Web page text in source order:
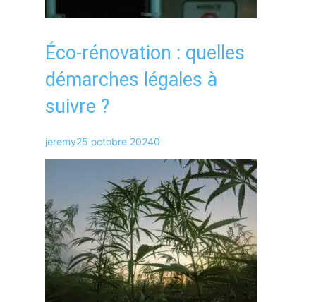
Éco-rénovation : quelles
démarches légales à
suivre ?
jeremy25 octobre 20240